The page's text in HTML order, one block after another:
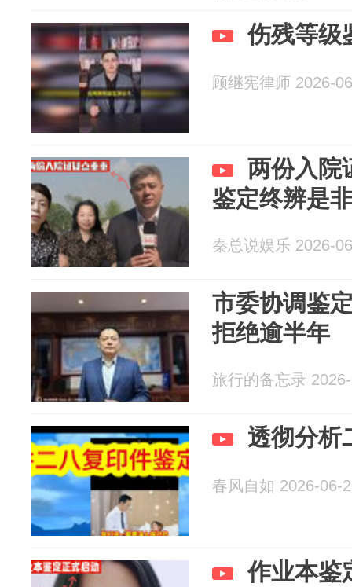
伤残等级
顾继宪律师 2026-
两份入院
鉴定终辨是
秦总说娱乐 2026-
市委协调鉴
拒绝逾半年
旅行的备忘录
透彻分析
春风自如 2026-06-
作业本鉴